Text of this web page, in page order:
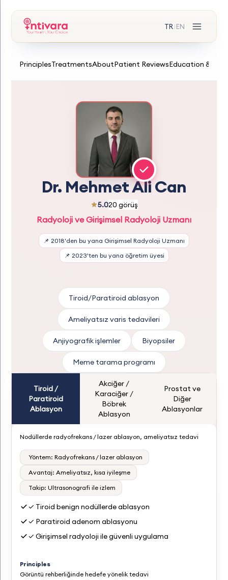
TR | EN
PrinciplesTreatmentsAboutPatient ReviewsEducation &
Dr. Mehmet Ali Can
5.020 görüş
Radyoloji ve Girişimsel Radyoloji Uzmanı
📌 2018'den bu yana Girişimsel Radyoloji Uzmanı
📌 2023'ten bu yana öğretim üyesi
Tiroid/Paratiroid ablasyon
Ameliyatsız varis tedavileri
Anjiyografik işlemler Biyopsiler
Meme tarama programı
Tiroid /
Paratiroid
Ablasyon
Akciğer /
Karaciğer /
Böbrek
Ablasyon
Prostat ve
Diğer
Ablasyonlar
Nodüllerde radyofrekans / lazer ablasyon, ameliyatsız tedavi
Yöntem: Radyofrekans / lazer ablasyon
Avantaj: Ameliyatsız, kısa iyileşme
Takip: Ultrasonografi ile izlem
✓ Tiroid benign nodüllerde ablasyon
✓ Paratiroid adenom ablasyonu
✓ Girişimsel radyoloji ile güvenli uygulama
Principles
Görüntü rehberliğinde hedefe yönelik tedavi